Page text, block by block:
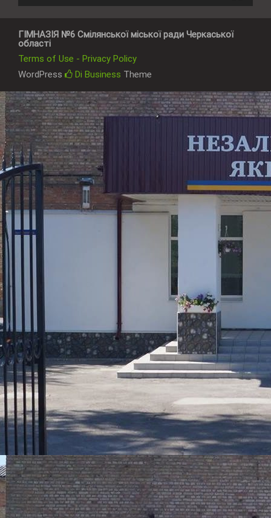
ГІМНАЗІЯ №6 Смілянської міської ради Черкаської
області
Terms of Use - Privacy Policy
WordPress
Di Business Theme